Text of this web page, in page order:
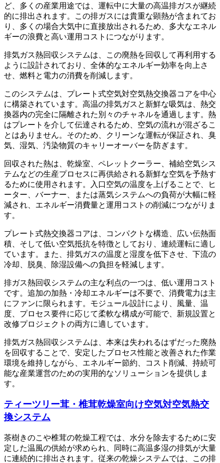
ど、多くの産業用途では、運転中に大量の高温排ガスが継続
的に排出されます。この排ガスには貴重な顕熱が含まれてお
り、多くの場合大気中に直接放出されるため、多大なエネル
ギーの浪費と高い運用コストにつながります。
排気ガス熱回収システムは、この廃熱を回収して再利用する
ように設計されており、全体的なエネルギー効率を向上さ
せ、燃料と電力の消費を削減します。
このシステムは、プレート式空気対空気熱交換器コアを中心
に構築されています。高温の排気ガスと新鮮な吸気は、熱交
換器内の完全に隔離された別々のチャネルを通過します。熱
はプレートを介して伝達されるため、空気の流れが混ざるこ
とはありません。そのため、クリーンな運転が保証され、臭
気、湿気、汚染物質のキャリーオーバーを防ぎます。
回収された熱は、乾燥室、ペレットクーラー、補給空気シス
テムなどの生産プロセスに再供給される新鮮な空気を予熱す
るために使用されます。入口空気の温度を上げることで、ヒ
ーター、バーナー、または蒸気システムへの負荷が大幅に軽
減され、エネルギー消費量と運用コストの削減につながりま
す。
プレート式熱交換器コアは、コンパクトな構造、広い伝熱面
積、そして低い空気抵抗を特徴としており、連続運転に適し
ています。また、排気ガスの温度と湿度を低下させ、下流の
冷却、脱臭、除湿設備への負担を軽減します。
排ガス熱回収システムの主な利点の一つは、低い運用コスト
です。追加の加熱・冷却エネルギーは不要で、消費電力は主
にファンに限られます。モジュール設計により、風量、温
度、プロセス要件に応じて柔軟な構成が可能で、新規設置と
改修プロジェクトの両方に適しています。
排気ガス熱回収システムは、本来は失われるはずだった廃熱
を回収することで、安定したプロセス性能と改善された作業
環境を維持しながら、エネルギー節約、コスト削減、持続可
能な産業運営のための実用的なソリューションを提供しま
す。
ティーツリー茸・椎茸乾燥室向け空気対空気熱交
換システム
茶樹きのこや椎茸の乾燥工程では、水分を除去するために安
定した温風の供給が求められ、同時に高温多湿の排気が大量
に連続的に排出されます。従来の乾燥システムでは、この排